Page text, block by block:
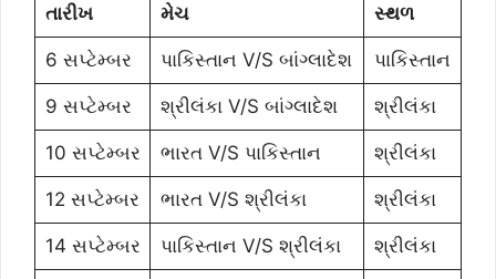
તારીખ મેચ સ્થળ
6 સપ્ટેમ્બર પાકિસ્તાન V/S બાંગ્લાદેશ પાકિસ્તાન
9 સપ્ટેમ્બર શ્રીલંકા V/S બાંગ્લાદેશ શ્રીલંકા
10 સપ્ટેમ્બર ભારત V/S પાકિસ્તાન શ્રીલંકા
12 સપ્ટેમ્બર ભારત V/S શ્રીલંકા શ્રીલંકા
14 સપ્ટેમ્બર પાકિસ્તાન V/S શ્રીલંકા શ્રીલંકા